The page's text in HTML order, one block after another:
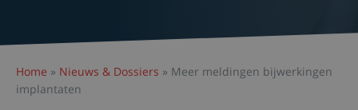
Home » Nieuws & Dossiers » Meer meldingen bijwerkingen
implantaten